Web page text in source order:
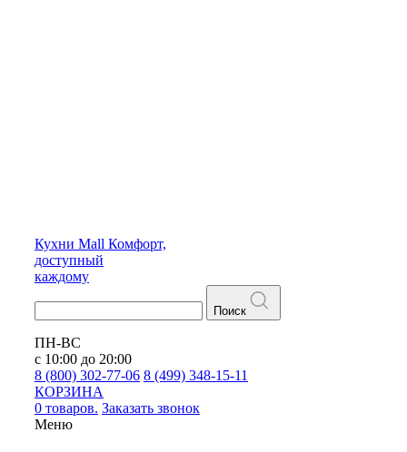
Кухни Mall Комфорт,
доступный
каждому
Поиск
ПН-ВС
с 10:00 до 20:00
8 (800) 302-77-06 8 (499) 348-15-11
КОРЗИНА
0 товаров. Заказать звонок
Меню